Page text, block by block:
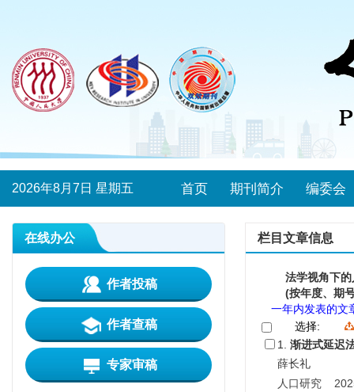
2026年8月7日 星期五 首页 期刊简介 编委会
在线办公
作者投稿
作者查稿
专家审稿
栏目文章信息
法学视角下
(按年度、期
一年内发表的文
选择:
1. 渐进式延迟
薛长礼
人口研究